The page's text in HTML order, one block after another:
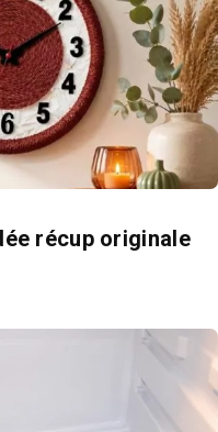
récup originale